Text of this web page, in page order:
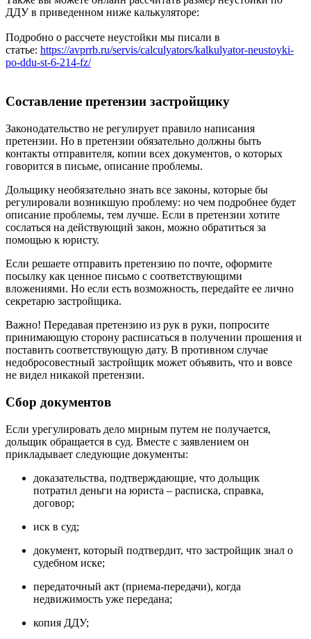
ДДУ в приведенном ниже калькуляторе:
Подробно о рассчете неустойки мы писали в
статье: https://avprrb.ru/servis/calculyators/kalkulyator-neustoyki-
po-ddu-st-6-214-fz/
Составление претензии застройщику
Законодательство не регулирует правило написания
претензии. Но в претензии обязательно должны быть
контакты отправителя, копии всех документов, о которых
говорится в письме, описание проблемы.
Дольщику необязательно знать все законы, которые бы
регулировали возникшую проблему: но чем подробнее будет
описание проблемы, тем лучше. Если в претензии хотите
сослаться на действующий закон, можно обратиться за
помощью к юристу.
Если решаете отправить претензию по почте, оформите
посылку как ценное письмо с соответствующими
вложениями. Но если есть возможность, передайте ее лично
секретарю застройщика.
Важно! Передавая претензию из рук в руки, попросите
принимающую сторону расписаться в получении прошения и
поставить соответствующую дату. В противном случае
недобросовестный застройщик может объявить, что и вовсе
не видел никакой претензии.
Сбор документов
Если урегулировать дело мирным путем не получается,
дольщик обращается в суд. Вместе с заявлением он
прикладывает следующие документы:
доказательства, подтверждающие, что дольщик
потратил деньги на юриста – расписка, справка,
договор;
иск в суд;
документ, который подтвердит, что застройщик знал о
судебном иске;
передаточный акт (приема-передачи), когда
недвижимость уже передана;
копия ДДУ;